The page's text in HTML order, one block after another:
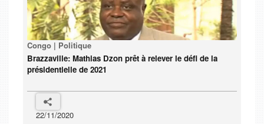
Congo | Politique
Brazzaville: Mathias Dzon prêt à relever le défi de la
présidentielle de 2021
22/11/2020